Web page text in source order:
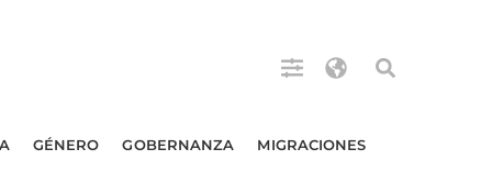
GÉNERO GOBERNANZA MIGRACIONES